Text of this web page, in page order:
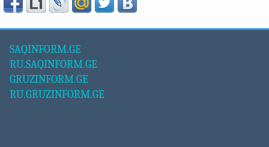
SAQINFORM.GE
RU.SAQINFORM.GE
GRUZINFORM.GE
RU.GRUZINFORM.GE